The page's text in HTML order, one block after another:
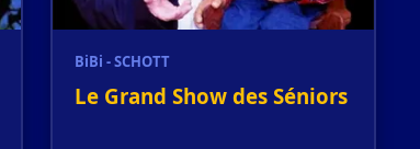
BiBi - SCHOTT
Le Grand Show des Séniors